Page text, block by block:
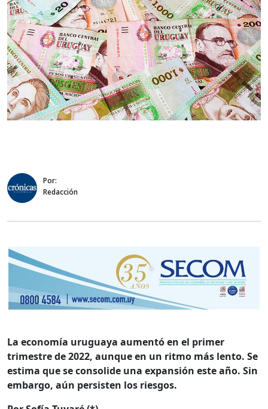
Por:
Redacción
La economía uruguaya aumentó en el primer
trimestre de 2022, aunque en un ritmo más lento. Se
estima que se consolide una expansión este año. Sin
embargo, aún persisten los riesgos.